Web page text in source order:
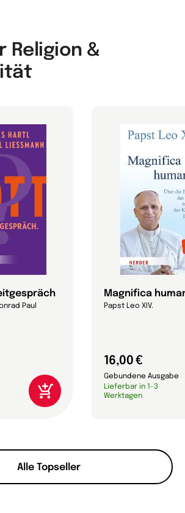
Religion &
Alle Topseller
Paul
Magnifica
Papst Leo XIV.
16,00 €
Gebundene Ausgabe
Lieferbar in 1-3
Werktagen